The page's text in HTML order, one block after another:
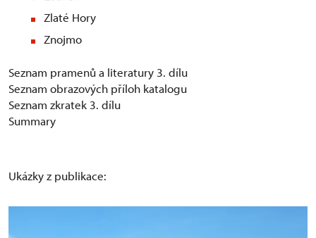
Zlaté Hory
Znojmo
Seznam pramenů a literatury 3. dílu
Seznam obrazových příloh katalogu
Seznam zkratek 3. dílu
Summary
Ukázky z publikace: